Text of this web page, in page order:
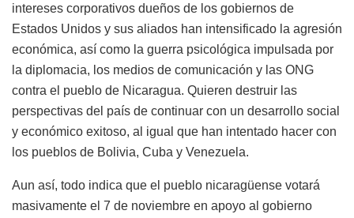
intereses corporativos dueños de los gobiernos de
Estados Unidos y sus aliados han intensificado la agresión
económica, así como la guerra psicológica impulsada por
la diplomacia, los medios de comunicación y las ONG
contra el pueblo de Nicaragua. Quieren destruir las
perspectivas del país de continuar con un desarrollo social
y económico exitoso, al igual que han intentado hacer con
los pueblos de Bolivia, Cuba y Venezuela.
Aun así, todo indica que el pueblo nicaragüense votará
masivamente el 7 de noviembre en apoyo al gobierno